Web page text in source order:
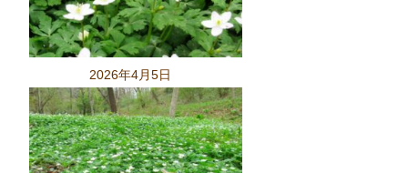
2026年4月5日